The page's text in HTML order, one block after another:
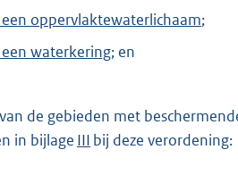
oppervlaktewaterlichaam;
waterkering; en
de gebieden met
in bijlage III bij deze verordening: